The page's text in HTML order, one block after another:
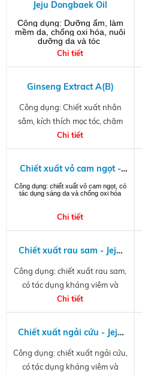
Jeju Dongbaek Oil
Công dụng: Dưỡng ẩm, làm
mềm da, chống oxi hóa, nuôi
dưỡng da và tóc
Chi tiết
Ginseng Extract A(B)
Công dụng: Chiết xuất nhân
sâm, kích thích mọc tóc, chăm
sóc da toàn diện
Chi tiết
Chiết xuất vỏ cam ngọt -
Citrus Unshiu Peel Extract
G (PG)
Công dụng: chiết xuất vỏ cam ngọt, có
tác dụng sáng da và chống oxi hóa
Chi tiết
Chiết xuất rau sam - Jeju
Portulaca Oleracea Extract
G-MIJ(H)
Công dụng: chiết xuất rau sam,
có tác dụng kháng viêm và
chống oxi hóa
Chi tiết
Chiết xuất ngải cứu - Jeju
Artemisia Capillaris Extract
G-MIJ(H)
Công dụng: chiết xuất ngải cứu,
có tác dụng kháng viêm và